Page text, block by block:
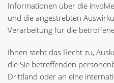
Informationen über die
und die angestrebten
Verarbeitung für die
Ihnen steht das Recht zu,
die Sie betreffenden
Drittland oder an eine